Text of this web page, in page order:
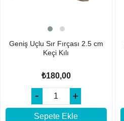
Geniş Uçlu Sır Fırçası 2.5 cm
Keçi Kılı
₺180,00
Sepete Ekle